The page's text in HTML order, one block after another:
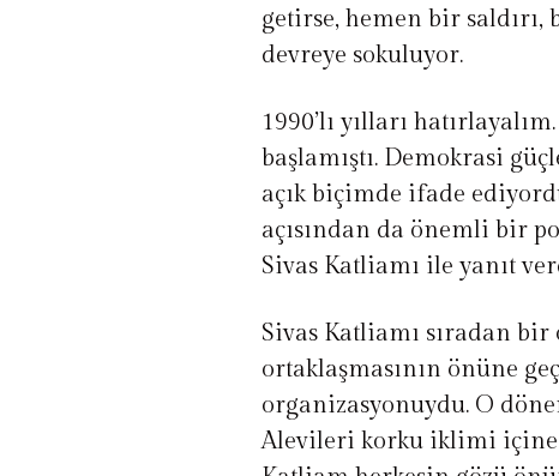
getirse, hemen bir
devreye sokuluyor.
1990’lı yılları
başlamıştı. Demokrasi
açık biçimde ifade
açısından da önemli bir
Sivas Katliamı ile yanıt
Sivas Katliamı sıradan
ortaklaşmasının önüne
organizasyonuydu. O
Alevileri korku iklimi içine